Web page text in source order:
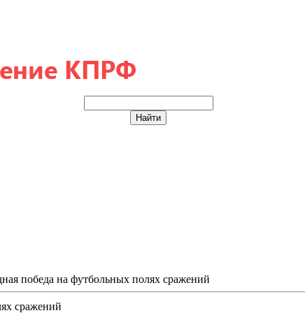
победа на футбольных полях сражений
сражений